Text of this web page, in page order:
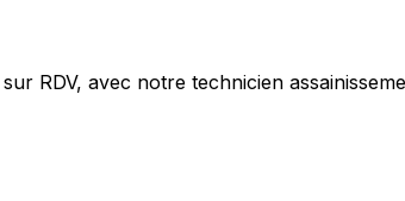
RDV, avec notre technicien